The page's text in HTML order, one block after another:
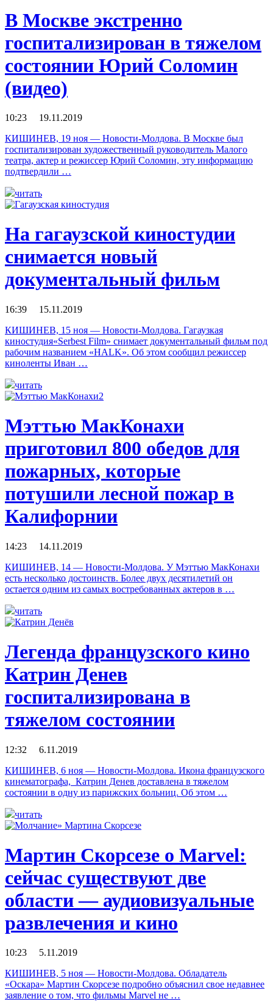
В Москве экстренно
госпитализирован в тяжелом
состоянии Юрий Соломин
(видео)
10:23 19.11.2019
КИШИНЕВ, 19 ноя — Новости-Молдова. В Москве был
госпитализирован художественный руководитель Малого
театра, актер и режиссер Юрий Соломин, эту информацию
подтвердили …
читать
На гагаузской киностудии
снимается новый
документальный фильм
16:39 15.11.2019
КИШИНЕВ, 15 ноя — Новости-Молдова. Гагаузкая
киностудия«Serbest Film» снимает документальный фильм под
рабочим названием «HALK». Об этом сообщил режиссер
киноленты Иван …
читать
Мэттью МакКонахи
приготовил 800 обедов для
пожарных, которые
потушили лесной пожар в
Калифорнии
14:23 14.11.2019
КИШИНЕВ, 14 — Новости-Молдова. У Мэттью МакКонахи
есть несколько достоинств. Более двух десятилетий он
остается одним из самых востребованных актеров в …
читать
Легенда французского кино
Катрин Денев
госпитализирована в
тяжелом состоянии
12:32 6.11.2019
КИШИНЕВ, 6 ноя — Новости-Молдова. Икона французского
кинематографа, Катрин Денев доставлена в тяжелом
состоянии в одну из парижских больниц. Об этом …
читать
Мартин Скорсезе о Marvel:
сейчас существуют две
области — аудиовизуальные
развлечения и кино
10:23 5.11.2019
КИШИНЕВ, 5 ноя — Новости-Молдова. Обладатель
«Оскара» Мартин Скорсезе подробно объяснил свое недавнее
заявление о том, что фильмы Marvel не …